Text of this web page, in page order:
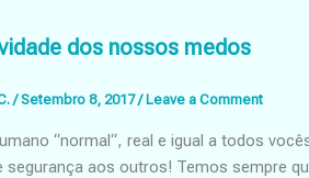
dos nossos medos
/Setembro 8, 2017/ Leave a Comment
“normal“, real e igual a todos
segurança aos outros! Temos sempre